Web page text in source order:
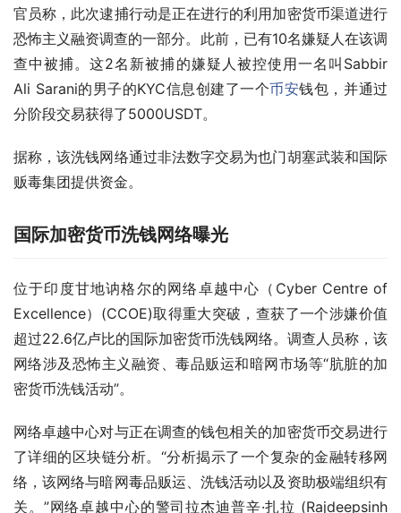
官员称，此次逮捕行动是正在进行的利用加密货币渠道进行
恐怖主义融资调查的一部分。此前，已有10名嫌疑人在该调
查中被捕。这2名新被捕的嫌疑人被控使用一名叫Sabbir
Ali Sarani的男子的KYC信息创建了一个币安钱包，并通过
分阶段交易获得了5000USDT。
据称，该洗钱网络通过非法数字交易为也门胡塞武装和国际
贩毒集团提供资金。
国际加密货币洗钱网络曝光
位于印度甘地讷格尔的网络卓越中心（Cyber Centre of
Excellence）(CCOE)取得重大突破，查获了一个涉嫌价值
超过22.6亿卢比的国际加密货币洗钱网络。调查人员称，该
网络涉及恐怖主义融资、毒品贩运和暗网市场等“肮脏的加
密货币洗钱活动”。
网络卓越中心对与正在调查的钱包相关的加密货币交易进行
了详细的区块链分析。“分析揭示了一个复杂的金融转移网
络，该网络与暗网毒品贩运、洗钱活动以及资助极端组织有
关。”网络卓越中心的警司拉杰迪普辛·扎拉 (Rajdeepsinh